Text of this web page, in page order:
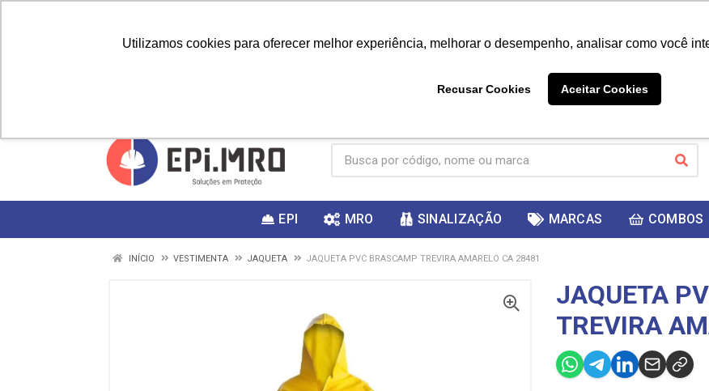
Utilizamos cookies para oferecer melhor experiência, melhorar o desempenho, analisar como você
Recusar Cookies Aceitar Cookies
ganhar
EPI MRO SINALIZAÇÃO MARCAS COMBOS
INÍCIO VESTIMENTA JAQUETA JAQUETA PVC BRASCAMP TREVIRA AMARELO CA 28481
JAQUETA
TREVIRA